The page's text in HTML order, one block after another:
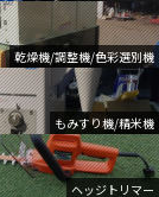
乾燥機/調整機/色彩選別機
もみすり機/精米機
ヘッジトリマー